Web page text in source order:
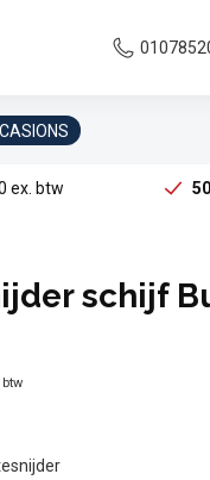
ex. btw
schijf
btw